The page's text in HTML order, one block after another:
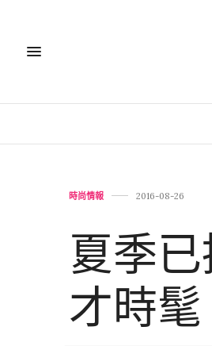
時尚情報 2016-08-26
夏季
才時髦